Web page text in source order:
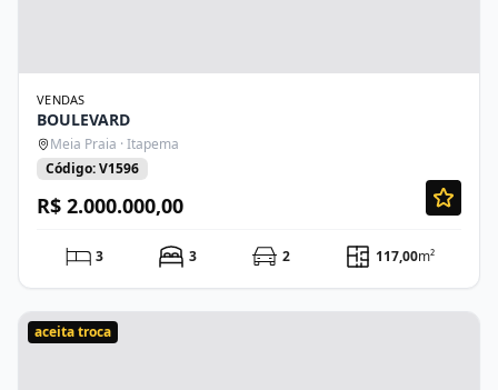
VENDAS
BOULEVARD
Meia Praia · Itapema
Código: V1596
R$ 2.000.000,00
3 3 2 117,00m²
aceita troca